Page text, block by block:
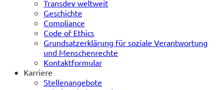
Transdev weltweit
Geschichte
Compliance
Code of Ethics
Grundsatzerklärung für soziale Verantwortung
und Menschenrechte
Kontaktformular
Karriere
Stellenangebote